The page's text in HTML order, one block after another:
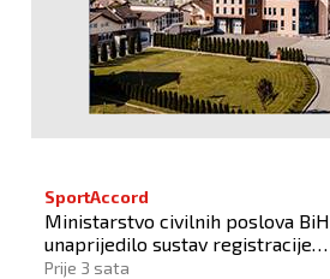
SportAccord
Ministarstvo civilnih poslova BiH
unaprijedilo sustav registracije
sportskih organizacija
Prije 3 sata